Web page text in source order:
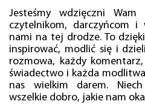
Jesteśmy wdzięczni Wam
czytelnikom, darczyńcom
nami na tej drodze. To
inspirować, modlić się i
rozmowa, każdy
świadectwo i każda
nas wielkim darem.
wszelkie dobro, jakie nam